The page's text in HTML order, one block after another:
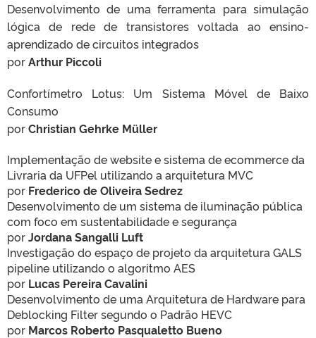
Desenvolvimento de uma ferramenta para simulação
lógica de rede de transistores voltada ao ensino-
aprendizado de circuitos integrados
porArthur Piccoli
Confortímetro Lotus: Um Sistema Móvel de Baixo
Consumo
porChristian Gehrke Müller
Implementação de website e sistema de ecommerce da
Livraria da UFPel utilizando a arquitetura MVC
por Fredericode OliveiraSedrez
Desenvolvimento de um sistema de iluminação pública
com foco em sustentabilidade e segurança
porJordanaSangalli Luft
Investigação do espaço de projeto da arquitetura GALS
pipeline utilizando o algoritmo AES
por Lucas PereiraCavalini
Desenvolvimento de uma Arquitetura de Hardware para
Deblocking Filter segundo o Padrão HEVC
por Marcos Roberto Pasqualetto Bueno